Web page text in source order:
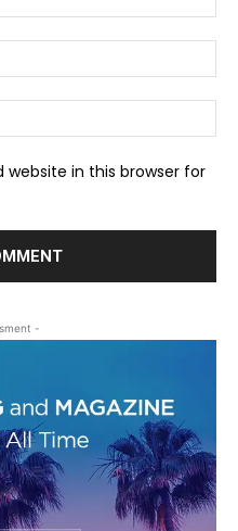
website in this browser for
-